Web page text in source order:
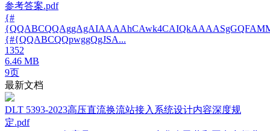
参考答案.pdf
{#
{#{QQABCQQpwggQgJSA...
1352
6.46 MB
9页
最新文档
DLT 5393-2023高压直流换流站接入系统设计内容深度规
定.pdf